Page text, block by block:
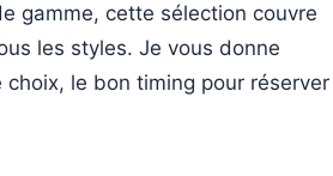
gamme, cette sélection couvre
les styles. Je vous donne
le bon timing pour réserver